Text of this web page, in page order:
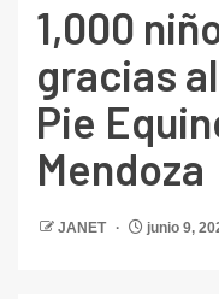
1,000
gracias
Pie
Mendoza
JANET junio 9,